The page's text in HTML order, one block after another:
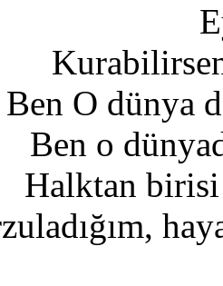
Ben O dünya
Ben o
Halktan birisi